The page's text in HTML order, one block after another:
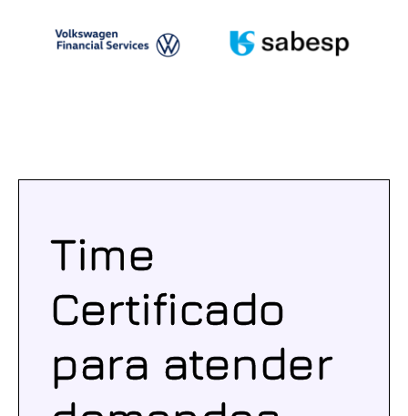
Time
Certificado
para atender